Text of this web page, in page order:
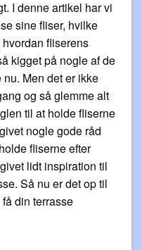
I denne artikel har vi
sine fliser, hvilke
fliserens
kigget på nogle af de
Men det er ikke
og så glemme alt
til at holde fliserne
nogle gode råd
fliserne efter
lidt inspiration til
Så nu er det op til
din terrasse